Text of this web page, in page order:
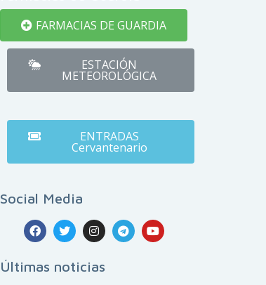
FARMACIAS DE GUARDIA
ESTACIÓN
METEOROLÓGICA
ENTRADAS
Cervantenario
Social Media
Últimas noticias